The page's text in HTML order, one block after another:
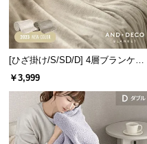
員
規
約
に
[ひざ掛け/S/SD/D] 4層ブランケッ
ト
￥3,999